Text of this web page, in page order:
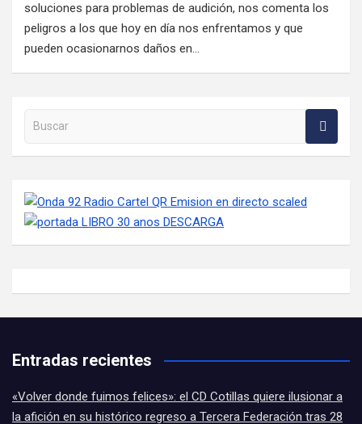
soluciones para problemas de audición, nos comenta los
peligros a los que hoy en día nos enfrentamos y que
pueden ocasionarnos daños en…
Buscar en la web
Entradas recientes
«Volver donde fuimos felices»: el CD Cotillas quiere ilusionar a
la afición en su histórico regreso a Tercera Federación tras 28